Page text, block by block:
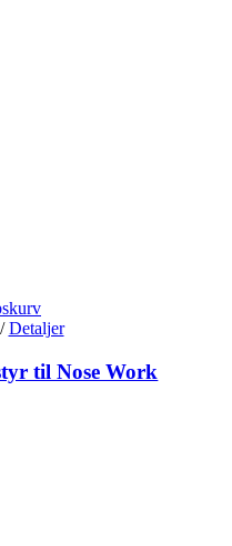
/ Detaljer
til Nose Work